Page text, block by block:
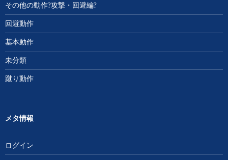
その他の動作?攻撃・回避編?
回避動作
基本動作
未分類
蹴り動作
メタ情報
ログイン